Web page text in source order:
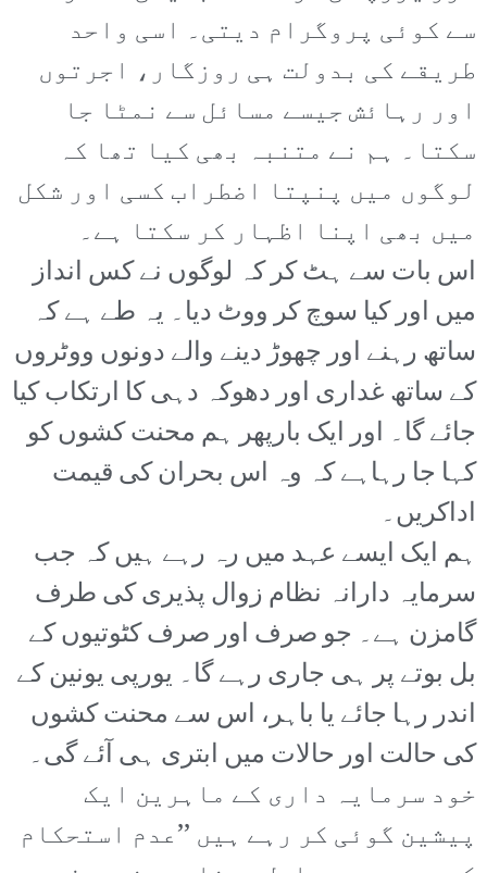
سے کوئی پروگرام دیتی۔ اسی واحد
طریقے کی بدولت ہی روزگار، اجرتوں
اور رہائش جیسے مسائل سے نمٹا جا
سکتا۔ ہم نے متنبہ بھی کیا تھا کہ
لوگوں میں پنپتا اضطراب کسی اور شکل
میں بھی اپنا اظہار کر سکتا ہے۔
اس بات سے ہٹ کر کہ لوگوں نے کس انداز
میں اور کیا سوچ کر ووٹ دیا۔ یہ طے ہے کہ
ساتھ رہنے اور چھوڑ دینے والے دونوں ووٹروں
کے ساتھ غداری اور دھوکہ دہی کا ارتکاب کیا
جائے گا۔ اور ایک بارپھر ہم محنت کشوں کو
کہا جا رہاہے کہ وہ اس بحران کی قیمت
اداکریں۔
ہم ایک ایسے عہد میں رہ رہے ہیں کہ جب
سرمایہ دارانہ نظام زوال پذیری کی طرف
گامزن ہے۔ جو صرف اور صرف کٹوتیوں کے
بل بوتے پر ہی جاری رہے گا۔ یورپی یونین کے
اندر رہا جائے یا باہر، اس سے محنت کشوں
کی حالت اور حالات میں ابتری ہی آئے گی۔
خود سرمایہ داری کے ماہرین ایک
پیشین گوئی کر رہے ہیں ’’عدم استحکام